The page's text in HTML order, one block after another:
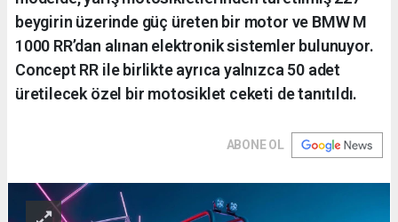
beygirin üzerinde güç üreten bir motor ve BMW M
1000 RR’dan alınan elektronik sistemler bulunuyor.
Concept RR ile birlikte ayrıca yalnızca 50 adet
üretilecek özel bir motosiklet ceketi de tanıtıldı.
ABONE OL